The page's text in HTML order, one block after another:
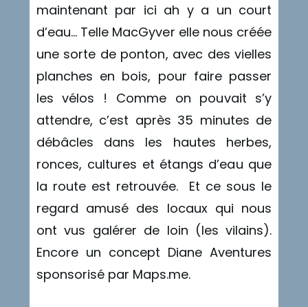
maintenant par ici ah y a un court
d’eau… Telle MacGyver elle nous créée
une sorte de ponton, avec des vielles
planches en bois, pour faire passer
les vélos ! Comme on pouvait s’y
attendre, c’est après 35 minutes de
débâcles dans les hautes herbes,
ronces, cultures et étangs d’eau que
la route est retrouvée. Et ce sous le
regard amusé des locaux qui nous
ont vus galérer de loin (les vilains).
Encore un concept Diane Aventures
sponsorisé par Maps.me.